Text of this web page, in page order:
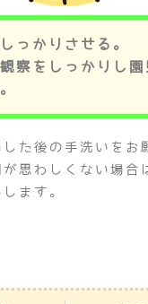
っかりさせる。
察をしっかりし園
た後の手洗いをお
思わしくない場合
ます。